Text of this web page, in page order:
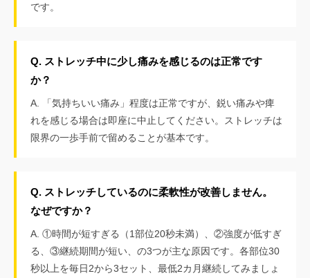
です。
Q. ストレッチ中に少し痛みを感じるのは正常です
か？
A. 「気持ちいい痛み」程度は正常ですが、鋭い痛みや痺
れを感じる場合は即座に中止してください。ストレッチは
限界の一歩手前で留めることが基本です。
Q. ストレッチしているのに柔軟性が改善しません。
なぜですか？
A. ①時間が短すぎる（1部位20秒未満）、②強度が低すぎ
る、③継続期間が短い、の3つが主な原因です。各部位30
秒以上を毎日2から3セット、最低2カ月継続してみましょ